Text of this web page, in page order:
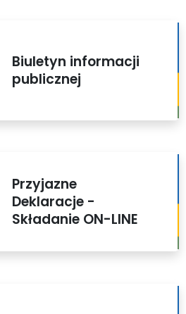
Biuletyn informacji
publicznej
Przyjazne
Deklaracje -
Składanie ON-LINE